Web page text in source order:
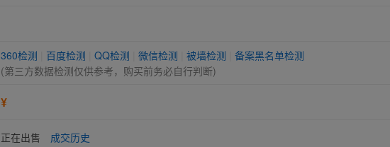
360检测 百度检测 QQ检测 微信检测 被墙检测
备案黑名单检测
(第三方数据检测仅供参考，购买前务必自行判断)
¥
正在出售 成交历史